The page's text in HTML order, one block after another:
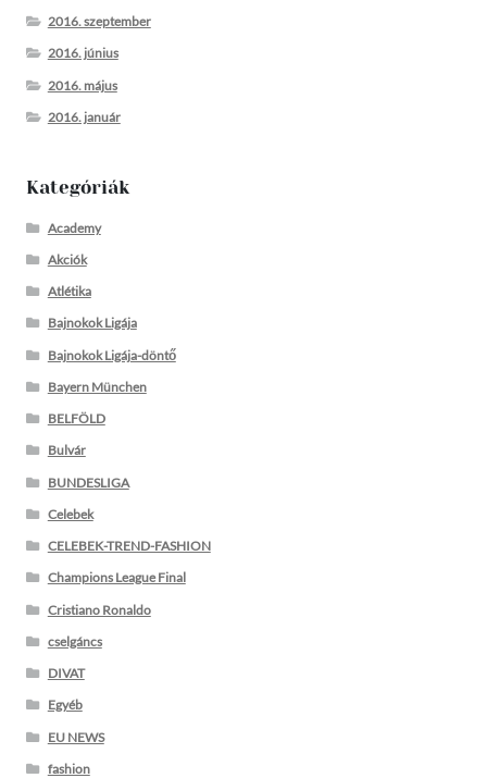
2016. szeptember
2016. június
2016. május
2016. január
Kategóriák
Academy
Akciók
Atlétika
Bajnokok Ligája
Bajnokok Ligája-döntő
Bayern München
BELFÖLD
Bulvár
BUNDESLIGA
Celebek
CELEBEK-TREND-FASHION
Champions League Final
Cristiano Ronaldo
cselgáncs
DIVAT
Egyéb
EU NEWS
fashion